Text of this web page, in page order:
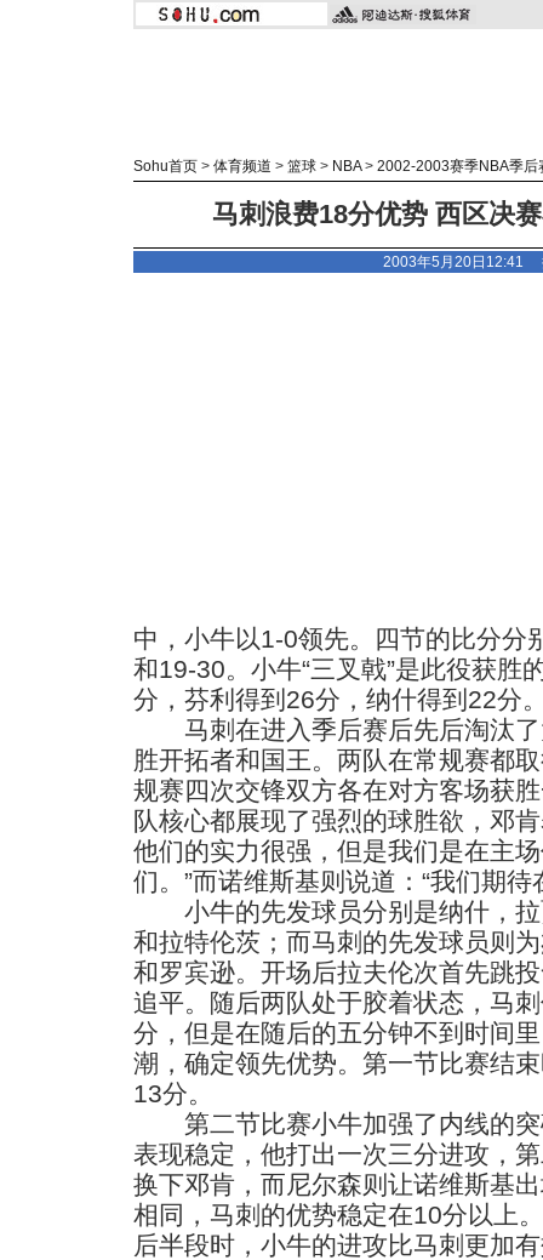
Sohu首页 > 体育频道 > 篮球 > NBA> 2002-2003赛季NBA季后
马刺浪费18分优势 西区决
2003年5月20日12:41
中，小牛以1-0领先。四节的比分分
和19-30。小牛“三叉戟”是此役获胜
分，芬利得到26分，纳什得到22分
马刺在进入季后赛后先后淘汰了
胜开拓者和国王。两队在常规赛都
规赛四次交锋双方各在对方客场获
队核心都展现了强烈的球胜欲，邓
他们的实力很强，但是我们是在主
们。”而诺维斯基则说道：“我们期
小牛的先发球员分别是纳什，拉
和拉特伦茨；而马刺的先发球员则
和罗宾逊。开场后拉夫伦次首先跳
追平。随后两队处于胶着状态，马
分，但是在随后的五分钟不到时间
潮，确定领先优势。第一节比赛结
13分。
第二节比赛小牛加强了内线的突
表现稳定，他打出一次三分进攻，
换下邓肯，而尼尔森则让诺维斯基
相同，马刺的优势稳定在10分以上
后半段时，小牛的进攻比马刺更加